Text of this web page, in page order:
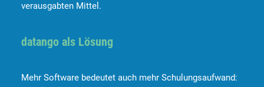
verausgabten Mittel.
datango als Lösung
Mehr Software bedeutet auch mehr Schulungsaufwand: